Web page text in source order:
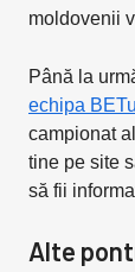
moldovenii
Până la
echipa
campionat
tine pe site
să fii
Alte